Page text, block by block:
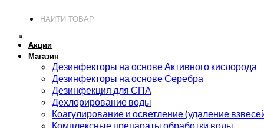
Акции
Магазин
Дезинфекторы на основе Активного кислорода
Дезинфекторы на основе Серебра
Дезинфекция для СПА
Дехлорирование воды
Коагулирование и осветление (удаление
Комплексные препараты обработки воды